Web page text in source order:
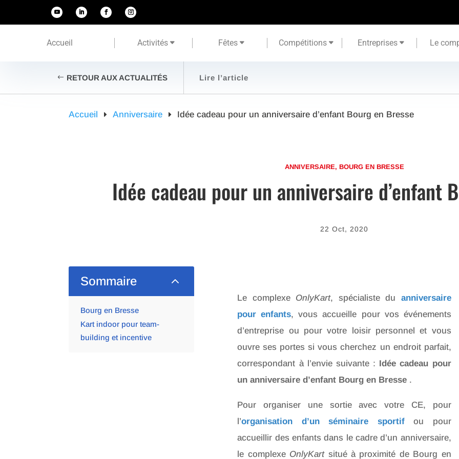
Accueil Activités Fêtes Compétitions Entreprises Le
RETOUR AUX ACTUALITÉS Lire l’article
Accueil Anniversaire Idée cadeau pour un anniversaire d’enfant Bourg en Bresse
ANNIVERSAIRE, BOURG EN BRESSE
Idée cadeau pour un anniversaire d’enfant
22 Oct, 2020
Sommaire 2
Bourg en Bresse
Kart indoor pour team-
building et incentive
Le complexe OnlyKart, spécialiste du anniversaire
pour enfants, vous accueille pour vos événements
d’entreprise ou pour votre loisir personnel et vous
ouvre ses portes si vous cherchez un endroit parfait,
correspondant à l’envie suivante : Idée cadeau pour
un anniversaire d’enfant Bourg en Bresse .
Pour organiser une sortie avec votre CE, pour
l’organisation d’un séminaire sportifou pour
accueillir des enfants dans le cadre d’un anniversaire,
le complexe OnlyKartsitué à proximité de Bourg en